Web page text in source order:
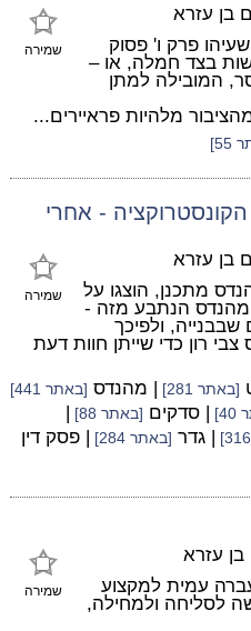
שמירה
בן עזרא
פרק ו' פסוק
בצד חמלה, או –
המובילה למתן
מלהיות פראיירים...
- אחרי
שמירה
בן עזרא
מתכנן, הוצגו על
הנתבע מזה -
שבבנייה, ולפיכך
רון כדי שייתן חוות דעת
[באתר 281] | מהנדס [באתר 441]
| סדקים [באתר 88]
|
| גדר [באתר 284] | פסק דין
שמירה
עזרא
עמית למקצוע
לסליחה ולמחילה,